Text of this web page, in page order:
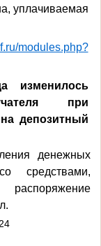
уплачиваемая
modules.php?
изменилось
при
депозитный
денежных
средствами,